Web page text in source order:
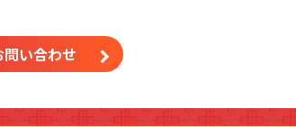
門塾（横浜校・藤沢
問い合わせ